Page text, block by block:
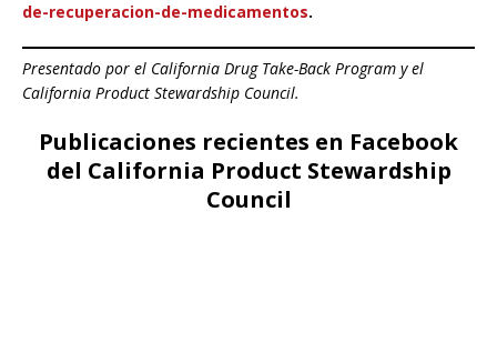
de-recuperacion-de-medicamentos.
Presentado por el California Drug Take-Back Program y el
California Product Stewardship Council.
Publicaciones recientes en Facebook
del California Product Stewardship
Council